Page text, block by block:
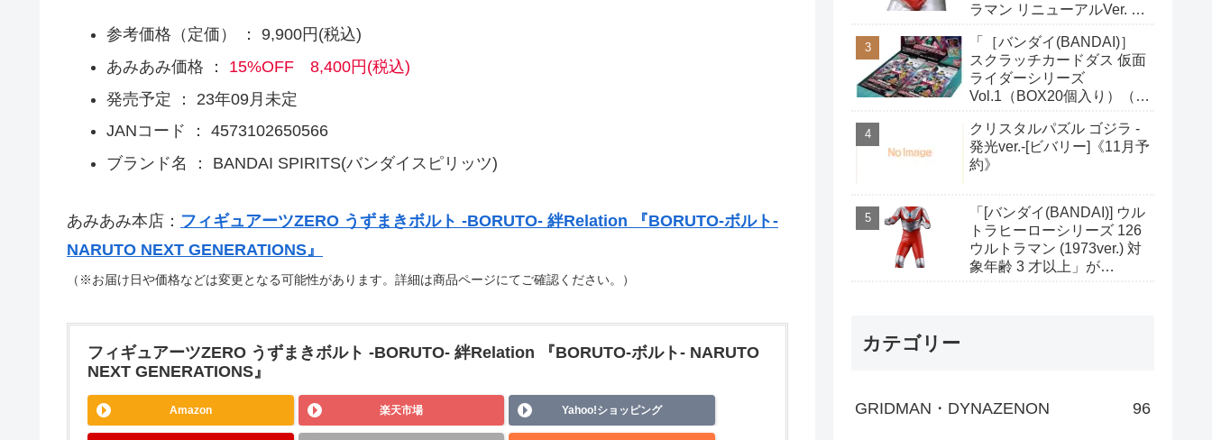
参考価格（定価） ： 9,900円(税込)
あみあみ価格 ： 15%OFF 8,400円(税込)
発売予定 ： 23年09月未定
JANコード ： 4573102650566
ブランド名 ： BANDAI SPIRITS(バンダイスピリッツ)
あみあみ本店： フィギュアーツZERO うずまきボルト -BORUTO- 絆Relation 『BORUTO-ボルト-
NARUTO NEXT GENERATIONS』
（※お届け日や価格などは変更となる可能性があります。詳細は商品ページにてご確認ください。）
フィギュアーツZERO うずまきボルト -BORUTO- 絆Relation 『BORUTO-ボルト- NARUTO
NEXT GENERATIONS』
Amazon 楽天市場 Yahoo!ショッピング
ラマン リニューアルVer. 全
PVC製 塗装済み 完成品 フ
ィギュア」がAmazonで予
約開始
「［バンダイ(BANDAI)］
スクラッチカードダス 仮面
ライダーシリーズ
Vol.1（BOX20個入り）（初
枚付き）」がAmazonで予
約開始
クリスタルパズル ゴジラ -
発光ver.-[ビバリー]《11月予
約》
「[バンダイ(BANDAI)] ウル
トラヒーローシリーズ 126
ウルトラマン (1973ver.) 対
象年齢 3 才以上」が
カテゴリー
GRIDMAN・DYNAZENON 96